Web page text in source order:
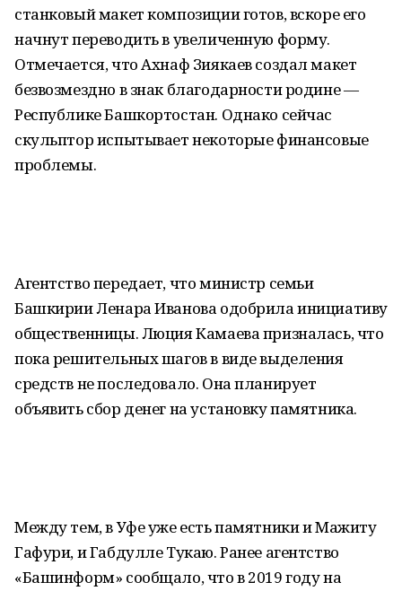
станковый макет композиции готов, вскоре его
начнут переводить в увеличенную форму.
Отмечается, что Ахнаф Зиякаев создал макет
безвозмездно в знак благодарности родине —
Республике Башкортостан. Однако сейчас
скульптор испытывает некоторые финансовые
проблемы.
Агентство передает, что министр семьи
Башкирии Ленара Иванова одобрила инициативу
общественницы. Люция Камаева призналась, что
пока решительных шагов в виде выделения
средств не последовало. Она планирует
объявить сбор денег на установку памятника.
Между тем, в Уфе уже есть памятники и Мажиту
Гафури, и Габдулле Тукаю. Ранее агентство
«Башинформ» сообщало, что в 2019 году на